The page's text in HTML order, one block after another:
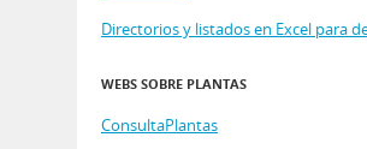
Directorios y listados en Excel para
WEBS SOBRE PLANTAS
ConsultaPlantas